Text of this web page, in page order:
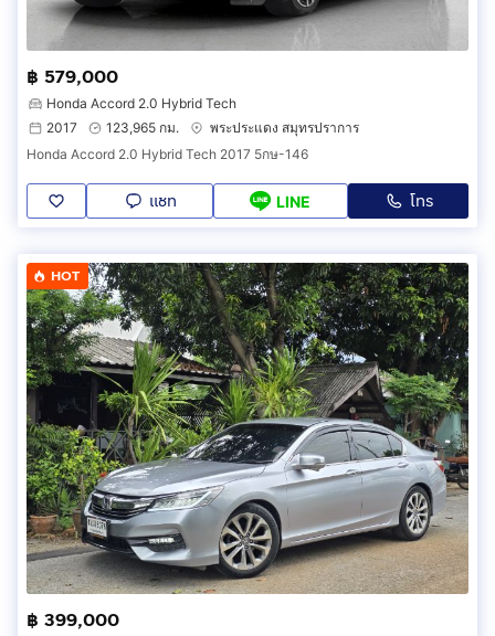
฿ 579,000
Honda Accord 2.0 Hybrid Tech
2017
123,965 กม.
พระประแดง สมุทรปราการ
Honda Accord 2.0 Hybrid Tech 2017 5กษ-146
แชท LINE โทร
HOT
฿ 399,000